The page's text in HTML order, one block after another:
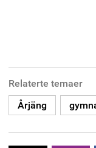
Relaterte temaer
Årjäng